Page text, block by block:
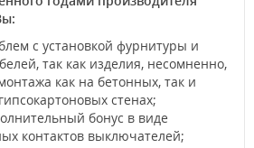
с установкой фурнитуры и
так как изделия, несомненно,
как на бетонных, так и
стенах;
бонус в виде
контактов выключателей;